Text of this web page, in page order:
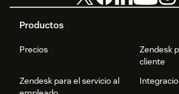
Productos
Precios
Zendesk
cliente
Zendesk para el servicio al